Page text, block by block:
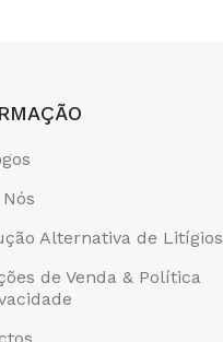
Alternativa de Litígios
de Venda & Política